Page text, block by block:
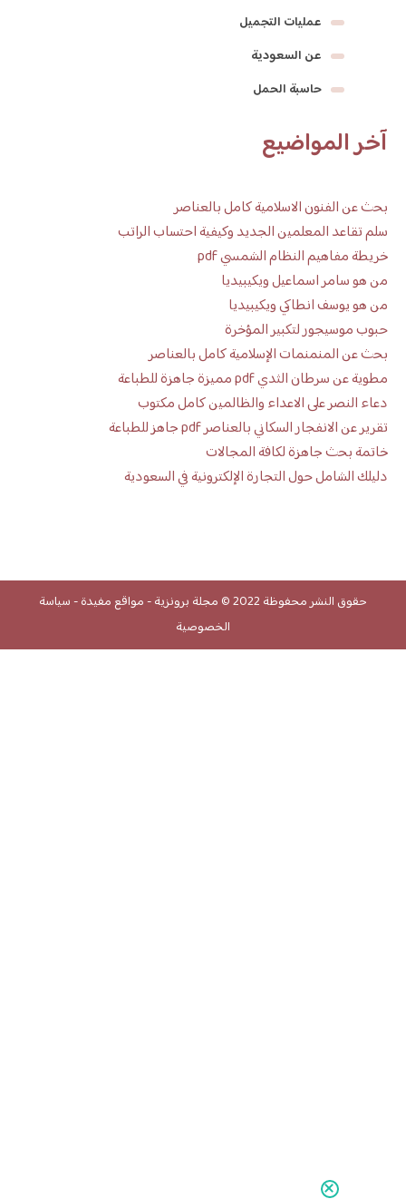
عمليات التجميل
عن السعودية
حاسبة الحمل
آخر المواضيع
بحث عن الفنون الاسلامية كامل بالعناصر
سلم تقاعد المعلمين الجديد وكيفية احتساب الراتب
خريطة مفاهيم النظام الشمسي pdf
من هو سامر اسماعيل ويكيبيديا
من هو يوسف انطاكي ويكيبيديا
حبوب موسيجور لتكبير المؤخرة
بحث عن المنمنمات الإسلامية كامل بالعناصر
مطوية عن سرطان الثدي pdf مميزة جاهزة للطباعة
دعاء النصر على الاعداء والظالمين كامل مكتوب
تقرير عن الانفجار السكاني بالعناصر pdf جاهز للطباعة
خاتمة بحث جاهزة لكافة المجالات
دليلك الشامل حول التجارة الإلكترونية في السعودية
حقوق النشر محفوظة 2022 © مجلة برونزية-مواقع مفيدة-سياسة
الخصوصية